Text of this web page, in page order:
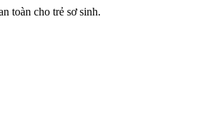
toàn cho trẻ sơ sinh.